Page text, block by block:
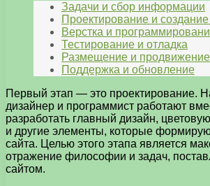
Задачи и сбор информации
Проектирование и
Верстка и
Тестирование и отладка
Размещение и продвижение
Поддержка и обновление
Первый этап — это проектирование.
дизайнер и программист работают
разработать главный дизайн,
и другие элементы, которые
сайта. Целью этого этапа является
отражение философии и задач,
сайтом.